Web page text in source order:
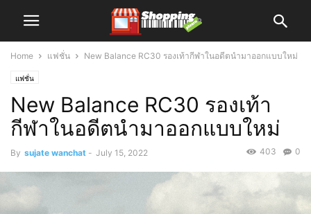
Home แฟชั่น New Balance RC30 รองเท้ากีฬาในอดีตนำมาออกแบบใหม่
แฟชั่น
New Balance RC30 รองเท้า
กีฬาในอดีตนำมาออกแบบใหม่
By sujate wanchat - July 15, 2022 0
403